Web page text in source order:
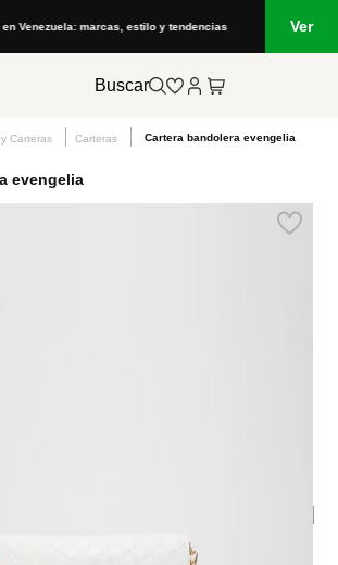
Venezuela: marcas, estilo y tendencias Ver
Buscar
Carteras Carteras Cartera bandolera evengelia
evengelia